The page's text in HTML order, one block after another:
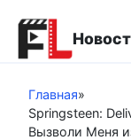
контенту
Главная»
Springsteen:
Вызволи Меня